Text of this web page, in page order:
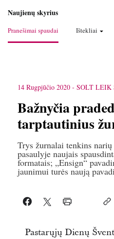
Naujienų skyrius
Pranešimai spaudai Ištekliai
14 Rugpjūčio 2020 - SOLT LEIK
Bažnyčia
tarptautinius
Trys žurnalai tenkins
pasaulyje naujais
formatais; „Ensign“
jaunimui turės naują
Pastarųjų Dienų